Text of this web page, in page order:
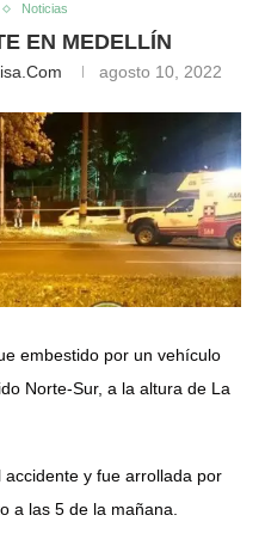
Noticias
EN MEDELLÍN
agosto 10, 2022
embestido por un vehículo
Norte-Sur, a la altura de La
y fue arrollada por
a las 5 de la mañana.